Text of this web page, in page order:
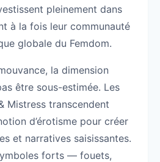
pleinement dans
à la fois leur communauté
globale du Femdom.
la dimension
être sous-estimée. Les
Mistress transcendent
d’érotisme pour créer
et narratives saisissantes.
forts — fouets,